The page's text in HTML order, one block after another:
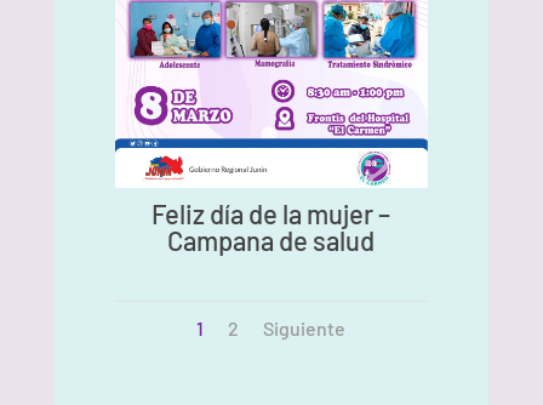
Feliz día de la mujer –
Campana de salud
1 2 Siguiente